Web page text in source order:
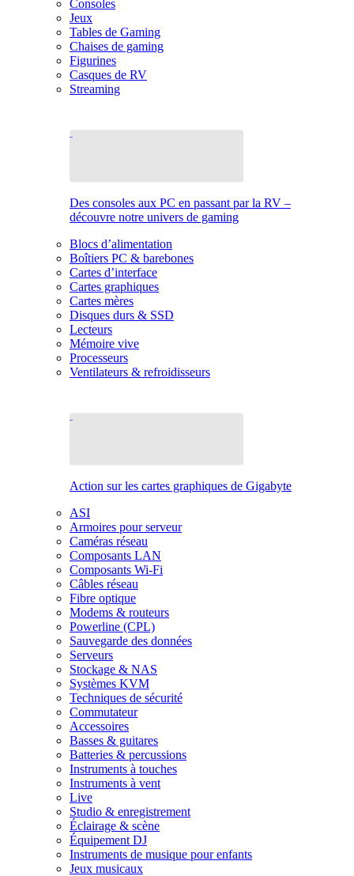
Consoles
Jeux
Tables de Gaming
Chaises de gaming
Figurines
Casques de RV
Streaming
Des consoles aux PC en passant par la RV –
découvre notre univers de gaming
Blocs d’alimentation
Boîtiers PC & barebones
Cartes d’interface
Cartes graphiques
Cartes mères
Disques durs & SSD
Lecteurs
Mémoire vive
Processeurs
Ventilateurs & refroidisseurs
Action sur les cartes graphiques de Gigabyte
ASI
Armoires pour serveur
Caméras réseau
Composants LAN
Composants Wi-Fi
Câbles réseau
Fibre optique
Modems & routeurs
Powerline (CPL)
Sauvegarde des données
Serveurs
Stockage & NAS
Systèmes KVM
Techniques de sécurité
Commutateur
Accessoires
Basses & guitares
Batteries & percussions
Instruments à touches
Instruments à vent
Live
Studio & enregistrement
Éclairage & scène
Équipement DJ
Instruments de musique pour enfants
Jeux musicaux